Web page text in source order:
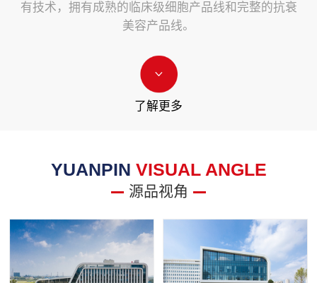
有技术，拥有成熟的临床级细胞产品线和完整的抗衰
美容产品线。
了解更多
YUANPIN VISUAL ANGLE
源品视角